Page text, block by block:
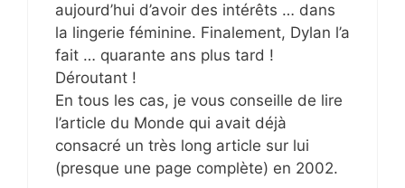
aujourd’hui d’avoir des intérêts … dans
la lingerie féminine. Finalement, Dylan l’a
fait … quarante ans plus tard !
Déroutant !
En tous les cas, je vous conseille de lire
l’article du Monde qui avait déjà
consacré un très long article sur lui
(presque une page complète) en 2002.